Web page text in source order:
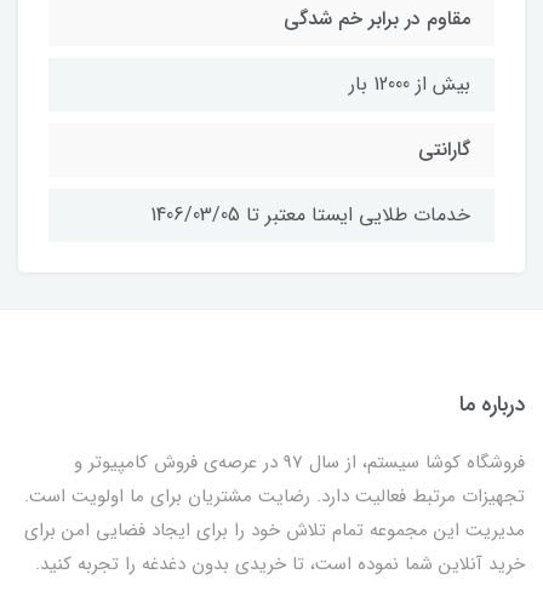
مقاوم در برابر خم شدگی
بیش از 12000 بار
گارانتی
خدمات طلایی ایستا معتبر تا 1406/03/05
درباره ما
فروشگاه کوشا سیستم، از سال 97 در عرصه‌ی فروش کامپیوتر و
تجهیزات مرتبط فعالیت دارد. رضایت مشتریان برای ما اولویت است.
مدیریت این مجموعه تمام تلاش خود را برای ایجاد فضایی امن برای
خرید آنلاین شما نموده است، تا خریدی بدون دغدغه را تجربه کنید.